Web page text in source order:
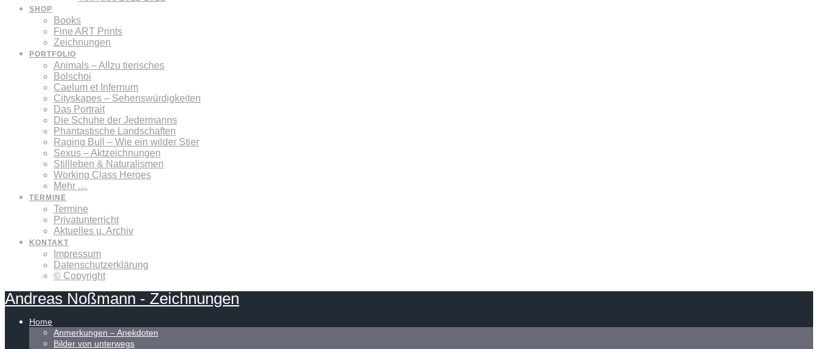
SHOP
Books
Fine ART Prints
Zeichnungen
PORTFOLIO
Animals – Allzu tierisches
Bolschoi
Caelum et Infernum
Cityskapes – Sehenswürdigkeiten
Das Portrait
Die Schuhe der Jedermanns
Phantastische Landschaften
Raging Bull – Wie ein wilder Stier
Sexus – Aktzeichnungen
Stillleben & Naturalismen
Working Class Heroes
Mehr …
TERMINE
Termine
Privatunterricht
Aktuelles u. Archiv
KONTAKT
Impressum
Datenschutzerklärung
© Copyright
Andreas Noßmann - Zeichnungen
Home
Anmerkungen – Anekdoten
Bilder von unterwegs